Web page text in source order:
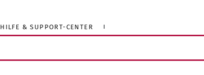
HILFE & SUPPORT-CENTER